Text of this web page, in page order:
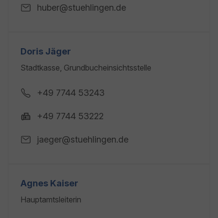
huber@stuehlingen.de
Doris Jäger
Stadtkasse, Grundbucheinsichtsstelle
+49 7744 53243
+49 7744 53222
jaeger@stuehlingen.de
Agnes Kaiser
Hauptamtsleiterin